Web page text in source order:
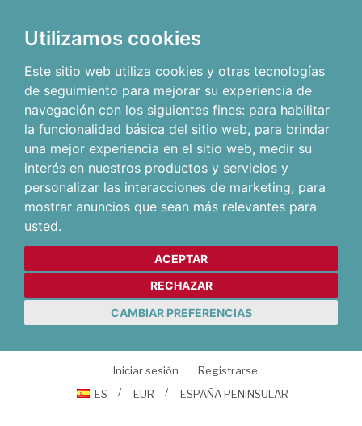
Utilizamos cookies
Este sitio web utiliza cookies y otras tecnologías
de seguimiento para mejorar su experiencia de
navegación con los siguientes fines: para habilitar
la funcionalidad básica del sitio web, para brindar
una mejor experiencia en el sitio web, medir su
interés en nuestros productos y servicios y
personalizar las interacciones de marketing, para
mostrar anuncios que sean más relevantes para
usted.
ACEPTAR
RECHAZAR
CAMBIAR PREFERENCIAS
Iniciar sesión
Registrarse
ES
EUR ESPAÑA PENINSULAR